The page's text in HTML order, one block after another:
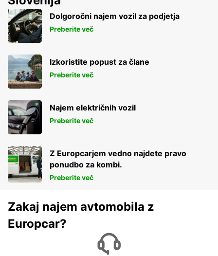
Dolgoročni najem vozil za podjetja
Preberite več
Izkoristite popust za člane
Preberite več
Najem električnih vozil
Preberite več
Z Europcarjem vedno najdete pravo
ponudbo za kombi.
Preberite več
Zakaj najem avtomobila z
Europcar?